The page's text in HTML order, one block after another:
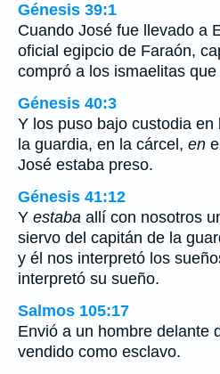
Génesis 39:1
Cuando José fue llevado a
oficial egipcio de Faraón,
compró a los ismaelitas
Génesis 40:3
Y los puso bajo custodia
la guardia, en la cárcel, en el
José estaba preso.
Génesis 41:12
Y estaba allí con nosotros
siervo del capitán de la
y él nos interpretó los
interpretó su sueño.
Salmos 105:17
Envió a un hombre delante
vendido como esclavo.